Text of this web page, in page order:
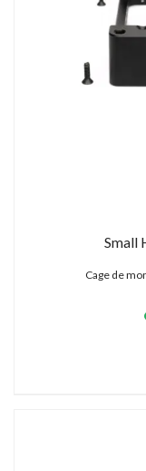
Small
Cage de